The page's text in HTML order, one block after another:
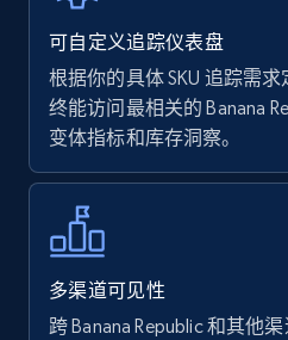
more.
5.6K+ 875+
using specific category
URL, Final price, Sku,
Specifications, Image urls,
more.
可自定义追踪仪表盘
根据你的具体 SKU 追踪需
终能访问最相关的 Banana
变体指标和库存洞察。
多渠道可见性
跨 Banana Republic 和其他